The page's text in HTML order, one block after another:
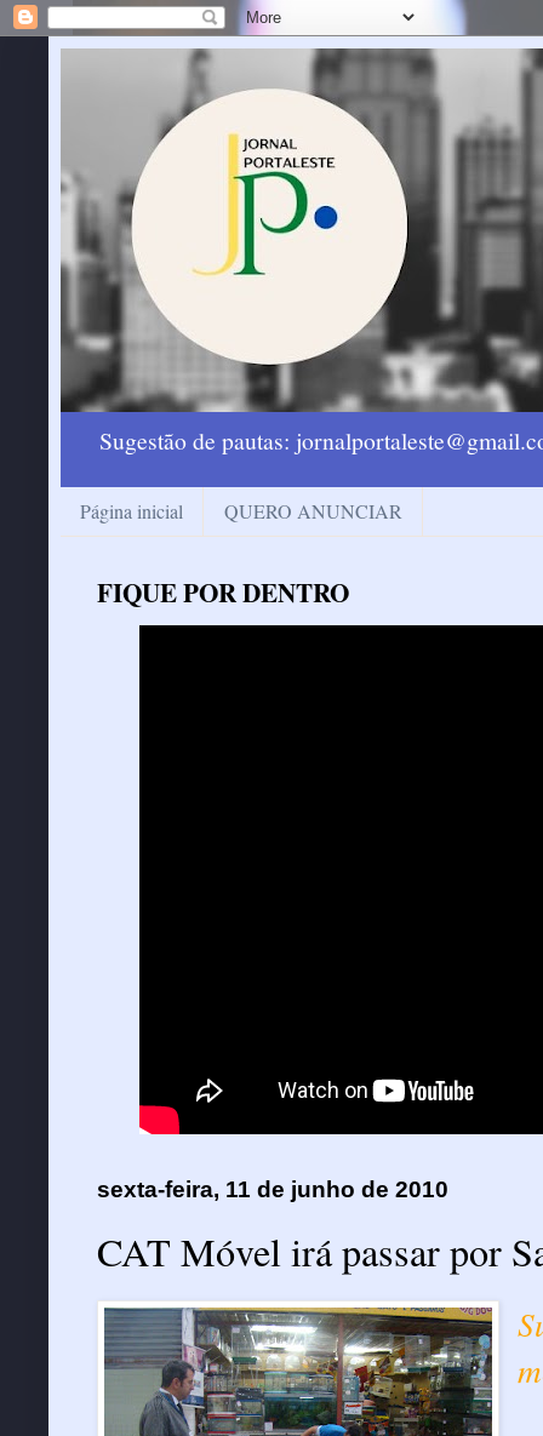
Sugestão de pautas:
Página inicial QUERO ANUNCIAR
FIQUE POR DENTRO
sexta-feira, 11 de junho de 2010
CAT Móvel irá passar por